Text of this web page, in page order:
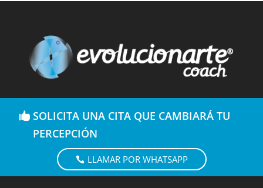
SOLICITA UNA CITA QUE CAMBIARÁ TU
PERCEPCIÓN
LLAMAR POR WHATSAPP